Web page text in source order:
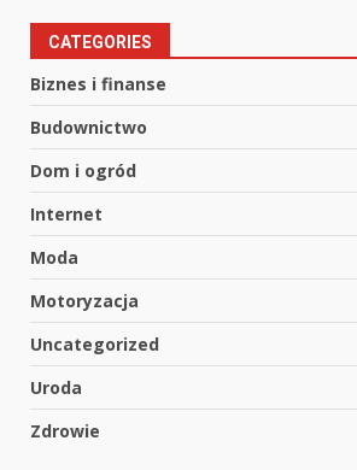
CATEGORIES
Biznes i finanse
Budownictwo
Dom i ogród
Internet
Moda
Motoryzacja
Uncategorized
Uroda
Zdrowie